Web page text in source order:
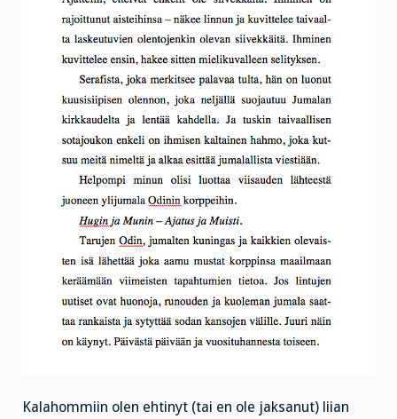
Kalahommiin olen ehtinyt (tai en ole jaksanut) liian